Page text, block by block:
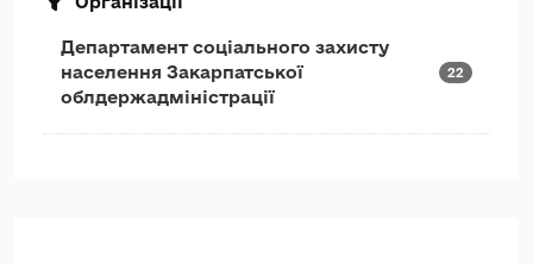
Департамент соціального захисту
населення Закарпатської
облдержадміністрації
22